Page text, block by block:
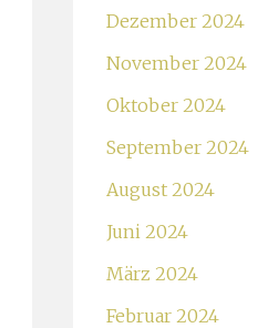
Dezember 2024
November 2024
Oktober 2024
September 2024
August 2024
Juni 2024
März 2024
Februar 2024